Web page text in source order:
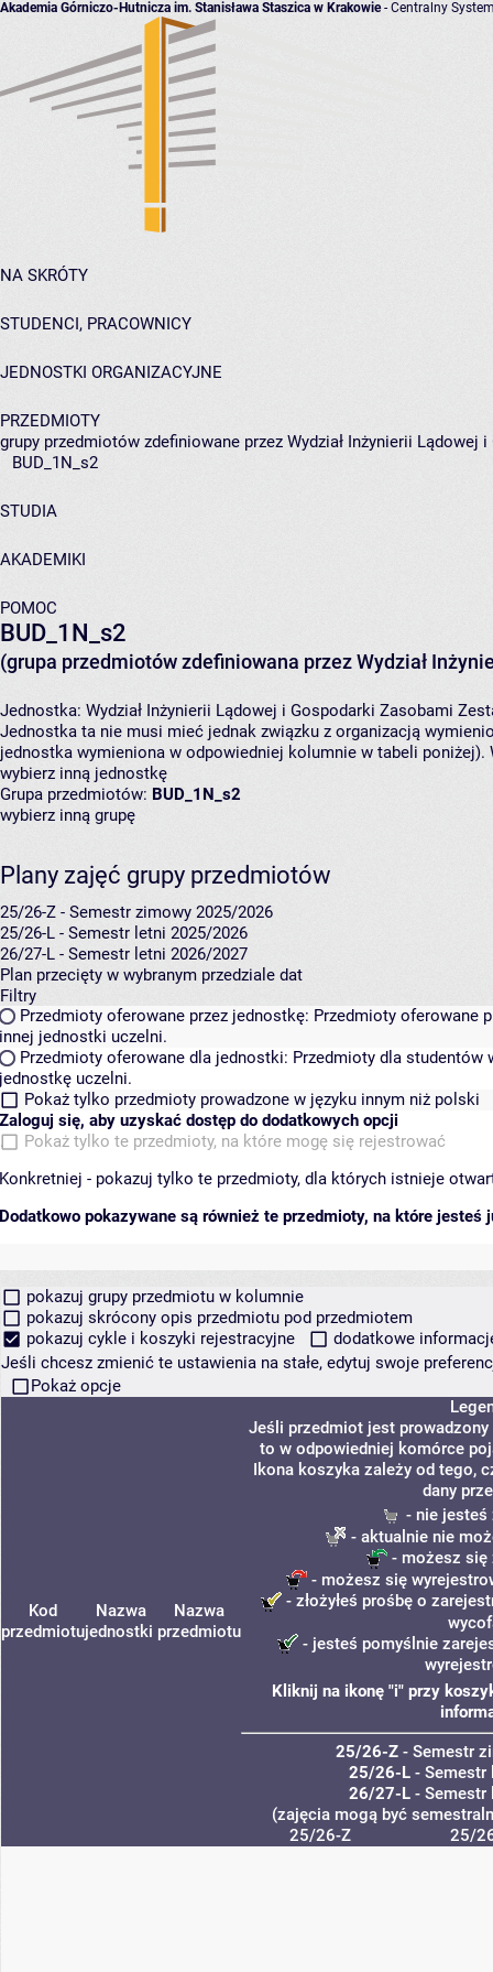
Akademia Górniczo-Hutnicza im. Stanisława Staszica w Krakowie- Centralny
NA SKRÓTY
STUDENCI, PRACOWNICY
JEDNOSTKI ORGANIZACYJNE
PRZEDMIOTY
grupy przedmiotów zdefiniowane przez Wydział Inżynierii Lądowej
BUD_1N_s2
STUDIA
AKADEMIKI
POMOC
BUD_1N_s2
(grupa przedmiotów zdefiniowana przez Wydział
Jednostka: Wydział Inżynierii Lądowej i Gospodarki Zasobami
Jednostka ta nie musi mieć jednak związku z organizacją
jednostka wymieniona w odpowiedniej kolumnie w tabeli
wybierz inną jednostkę
Grupa przedmiotów: BUD_1N_s2
wybierz inną grupę
Plany zajęć grupy przedmiotów
25/26-Z - Semestr zimowy 2025/2026
25/26-L - Semestr letni 2025/2026
26/27-L - Semestr letni 2026/2027
Plan przecięty w wybranym przedziale dat
Filtry
Przedmioty oferowane przez jednostkę: Przedmioty oferowane
innej jednostki uczelni.
Przedmioty oferowane dla jednostki: Przedmioty dla studentów
jednostkę uczelni.
Pokaż tylko przedmioty prowadzone w języku innym niż polski
Zaloguj się, aby uzyskać dostęp do dodatkowych opcji
Pokaż tylko te przedmioty, na które mogę się rejestrować
Konkretniej - pokazuj tylko te przedmioty, dla których istnieje
Dodatkowo pokazywane są również te przedmioty, na które jesteś
pokazuj grupy przedmiotu w kolumnie
pokazuj skrócony opis przedmiotu pod przedmiotem
pokazuj cykle i koszyki rejestracyjne
dodatkowe
Jeśli chcesz zmienić te ustawienia na stałe, edytuj swoje
Pokaż opcje
Kod
przedmiotu
Nazwa
jednostki
Nazwa
przedmiotu
Jeśli przedmiot jest
to w odpowiedniej komórce
Ikona koszyka zależy od tego,
dany
- nie jesteś
- aktualnie nie
- możesz się
- możesz się
- złożyłeś prośbę o
- jesteś pomyślnie
Kliknij na ikonę "i" przy
25/26-Z - Semestr
25/26-L -
26/27-L -
(zajęcia mogą być
25/26-Z
25/